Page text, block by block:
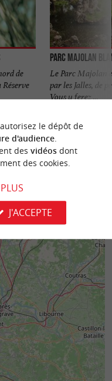
de
Parc Majolan
Le Parc Majolan
par les Jalles, de
Vous y ferez ...
4,0 km -
le dépôt de
d'audience.
des vidéosdont
des cookies.
J'ACCEPTE